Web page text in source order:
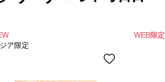
ア限定
WEB限定